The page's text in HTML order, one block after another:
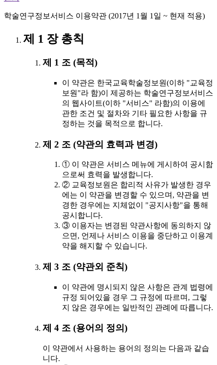
학술연구정보서비스 이용약관 (2017년 1월 1일 ~ 현재 적용)
제 1 장 총칙
제 1 조 (목적)
이 약관은 한국교육학술정보원(이하 "교육정
보원"라 함)이 제공하는 학술연구정보서비스
의 웹사이트(이하 "서비스" 라함)의 이용에
관한 조건 및 절차와 기타 필요한 사항을 규
정하는 것을 목적으로 합니다.
제 2 조 (약관의 효력과 변경)
① 이 약관은 서비스 메뉴에 게시하여 공시함
으로써 효력을 발생합니다.
② 교육정보원은 합리적 사유가 발생한 경우
에는 이 약관을 변경할 수 있으며, 약관을 변
경한 경우에는 지체없이 "공지사항"을 통해
공시합니다.
③ 이용자는 변경된 약관사항에 동의하지 않
으면, 언제나 서비스 이용을 중단하고 이용계
약을 해지할 수 있습니다.
제 3 조 (약관외 준칙)
이 약관에 명시되지 않은 사항은 관계 법령에
규정 되어있을 경우 그 규정에 따르며, 그렇
지 않은 경우에는 일반적인 관례에 따릅니다.
제 4 조 (용어의 정의)
이 약관에서 사용하는 용어의 정의는 다음과 같습
니다.